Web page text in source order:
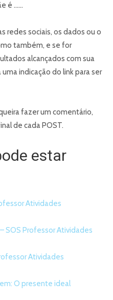
é ……
redes sociais, os dados ou o
também, e se for
alcançados com sua
indicação do link para ser
fazer um comentário,
de cada POST.
estar
Atividades
SOS Professor Atividades
Atividades
O presente ideal